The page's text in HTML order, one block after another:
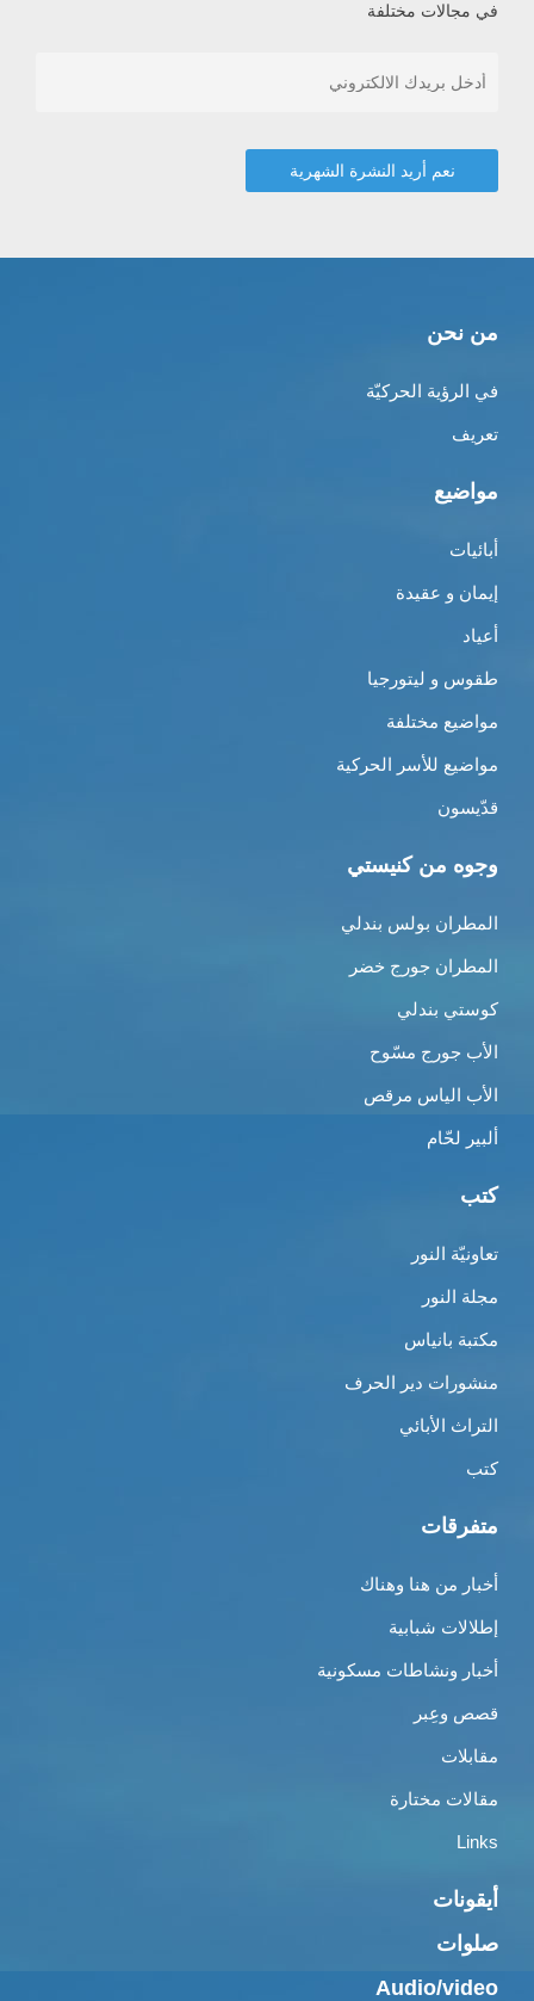
في مجالات مختلفة
من نحن
في الرؤية الحركيّة
تعريف
مواضيع
أبائيات
إيمان و عقيدة
أعياد
طقوس و ليتورجيا
مواضيع مختلفة
مواضيع للأسر الحركية
قدّيسون
وجوه من كنيستي
المطران بولس بندلي
المطران جورج خضر
كوستي بندلي
الأب جورج مسّوح
الأب الياس مرقص
ألبير لحّام
كتب
تعاونيّة النور
مجلة النور
مكتبة بانياس
منشورات دير الحرف
التراث الأبائي
كتب
متفرقات
أخبار من هنا وهناك
إطلالات شبابية
أخبار ونشاطات مسكونية
قصص وعِبر
مقابلات
مقالات مختارة
Links
أيقونات
صلوات
Audio/video